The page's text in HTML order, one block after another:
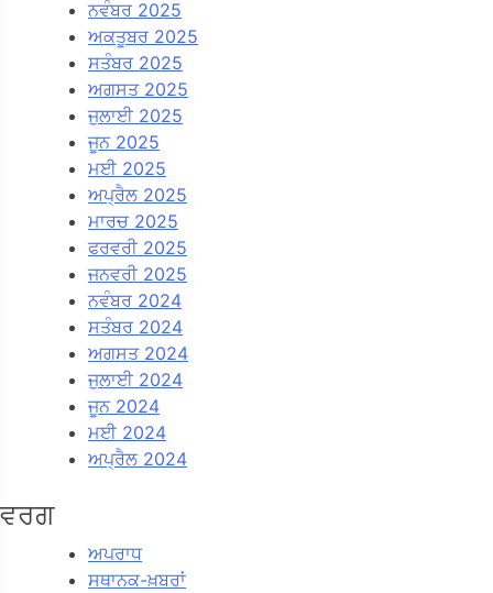
ਨਵੰਬਰ 2025
ਅਕਤੂਬਰ 2025
ਸਤੰਬਰ 2025
ਅਗਸਤ 2025
ਜੁਲਾਈ 2025
ਜੂਨ 2025
ਮਈ 2025
ਅਪ੍ਰੈਲ 2025
ਮਾਰਚ 2025
ਫਰਵਰੀ 2025
ਜਨਵਰੀ 2025
ਨਵੰਬਰ 2024
ਸਤੰਬਰ 2024
ਅਗਸਤ 2024
ਜੁਲਾਈ 2024
ਜੂਨ 2024
ਮਈ 2024
ਅਪ੍ਰੈਲ 2024
ਵਰਗ
ਅਪਰਾਧ
ਸਥਾਨਕ-ਖ਼ਬਰਾਂ